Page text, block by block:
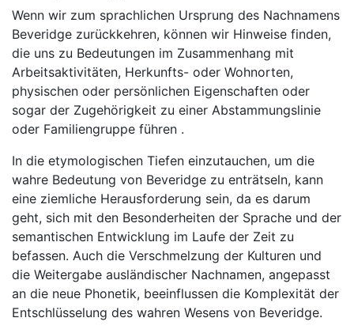
Wenn wir zum sprachlichen Ursprung des Nachnamens
Beveridge zurückkehren, können wir Hinweise finden,
die uns zu Bedeutungen im Zusammenhang mit
Arbeitsaktivitäten, Herkunfts- oder Wohnorten,
physischen oder persönlichen Eigenschaften oder
sogar der Zugehörigkeit zu einer Abstammungslinie
oder Familiengruppe führen .
In die etymologischen Tiefen einzutauchen, um die
wahre Bedeutung von Beveridge zu enträtseln, kann
eine ziemliche Herausforderung sein, da es darum
geht, sich mit den Besonderheiten der Sprache und der
semantischen Entwicklung im Laufe der Zeit zu
befassen. Auch die Verschmelzung der Kulturen und
die Weitergabe ausländischer Nachnamen, angepasst
an die neue Phonetik, beeinflussen die Komplexität der
Entschlüsselung des wahren Wesens von Beveridge.